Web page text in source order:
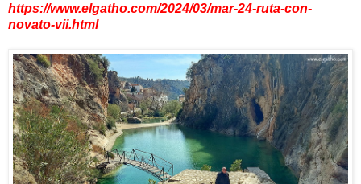
https://www.elgatho.com/2024/03/mar-24-ruta-con-
novato-vii.html